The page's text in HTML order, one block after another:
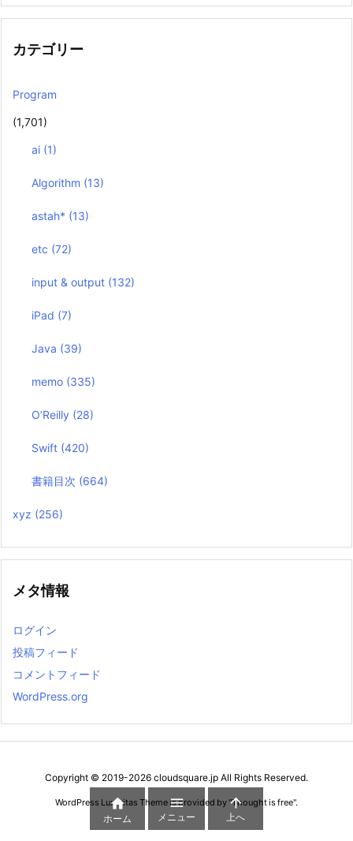
カテゴリー
Program
(1,701)
ai (1)
Algorithm (13)
astah* (13)
etc (72)
input & output (132)
iPad (7)
Java (39)
memo (335)
O’Reilly (28)
Swift (420)
書籍目次 (664)
xyz (256)
メタ情報
ログイン
投稿フィード
コメントフィード
WordPress.org
Copyright © 2019-2026 cloudsquare.jp All Rights Reserved.
WordPress Luxeritas Theme is provided by "Thought is free".

ホーム

メニュー

上へ